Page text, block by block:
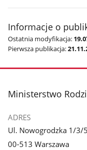
Informacje o
Ostatnia modyfikacja:
Pierwsza publikacja:
stopka
Ministerstwo
ADRES
Ul. Nowogrodzka 1/3/5
00-513 Warszawa